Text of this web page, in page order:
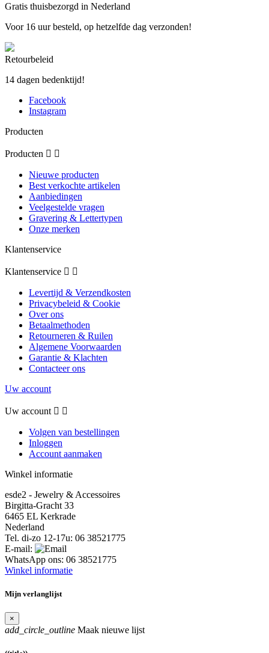
Gratis thuisbezorgd in Nederland
Voor 16 uur besteld, op hetzelfde dag verzonden!
Retourbeleid
14 dagen bedenktijd!
Facebook
Instagram
Producten
Producten  
Nieuwe producten
Best verkochte artikelen
Aanbiedingen
Veelgestelde vragen
Gravering & Lettertypen
Onze merken
Klantenservice
Klantenservice  
Levertijd & Verzendkosten
Privacybeleid & Cookie
Over ons
Betaalmethoden
Retourneren & Ruilen
Algemene Voorwaarden
Garantie & Klachten
Contacteer ons
Uw account
Uw account  
Volgen van bestellingen
Inloggen
Account aanmaken
Winkel informatie
esde2 - Jewelry & Accessoires
Birgitta-Gracht 33
6465 EL Kerkrade
Nederland
Tel. di-zo 12-17u: 06 38521775
E-mail:
WhatsApp ons: 06 38521775
Winkel informatie
Mijn verlanglijst
×
add_circle_outline Maak nieuwe lijst